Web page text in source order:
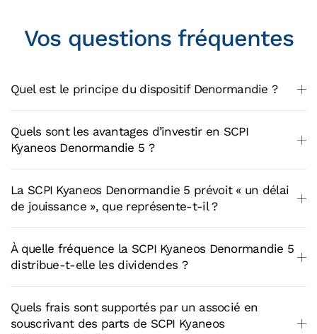
Vos questions fréquentes
Quel est le principe du dispositif Denormandie ?
Quels sont les avantages d’investir en SCPI
Kyaneos Denormandie 5 ?
La SCPI Kyaneos Denormandie 5 prévoit « un délai
de jouissance », que représente-t-il ?
À quelle fréquence la SCPI Kyaneos Denormandie 5
distribue-t-elle les dividendes ?
Quels frais sont supportés par un associé en
souscrivant des parts de SCPI Kyaneos